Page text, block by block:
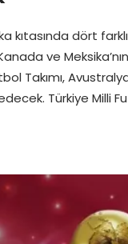
kıtasında dört
ve
Takımı,
Türkiye Milli